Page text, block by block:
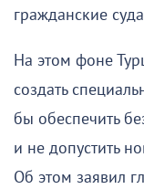
гражданские
На этом фоне
создать
бы обеспечить
и не допустить
Об этом заявил